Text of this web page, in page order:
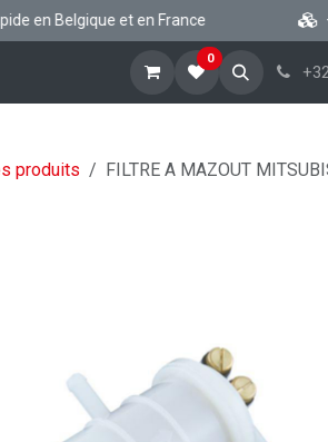
en Belgique et en France +2
Blog A propos Aide
0
produits FILTRE A MAZOUT